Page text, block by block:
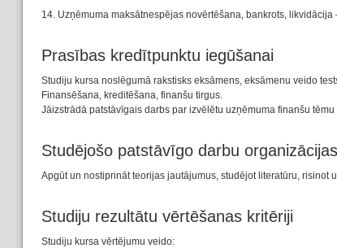
14. Uzņēmuma maksātnespējas novērtēšana, bankrots,
Prasības kredītpunktu iegūšanai
Studiju kursa noslēgumā rakstisks eksāmens, eksāmenu veido
Finansēšana, kreditēšana, finanšu tirgus.
Jāizstrādā patstāvīgais darbs par izvēlētu uzņēmuma finanšu
Studējošo patstāvīgo darbu
Apgūt un nostiprināt teorijas jautājumus, studējot literatūru, risinot
Studiju rezultātu vērtēšanas kritēriji
Studiju kursa vērtējumu veido: